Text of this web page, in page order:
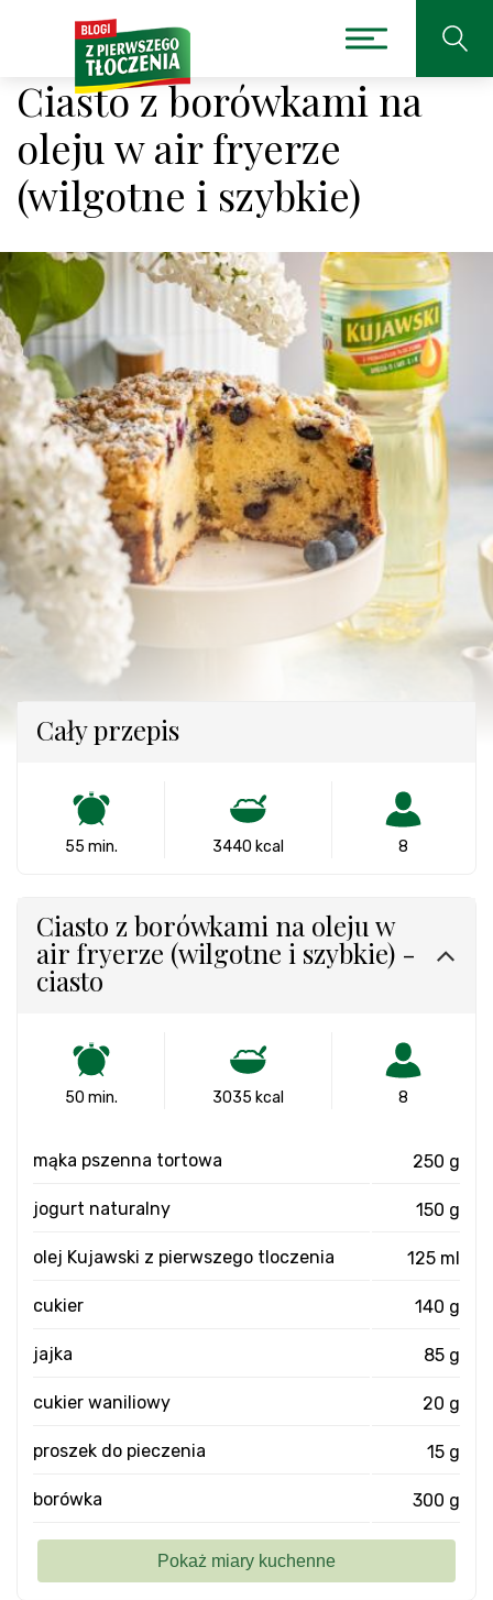
Ciasto z borówkami na
oleju w air fryerze
(wilgotne i szybkie)
Cały przepis
55 min. 3440 kcal 8
Ciasto z borówkami na oleju w
air fryerze (wilgotne i szybkie) -
ciasto
50 min. 3035 kcal 8
mąka pszenna tortowa 250 g
jogurt naturalny 150 g
olej Kujawski z pierwszego tloczenia 125 ml
cukier 140 g
jajka 85 g
cukier waniliowy 20 g
proszek do pieczenia 15 g
borówka 300 g